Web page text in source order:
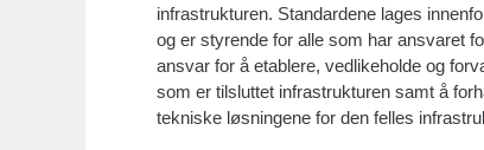
infrastrukturen. Standardene lages
og er styrende for alle som har ansvaret
ansvar for å etablere, vedlikeholde og
som er tilsluttet infrastrukturen samt å
tekniske løsningene for den felles